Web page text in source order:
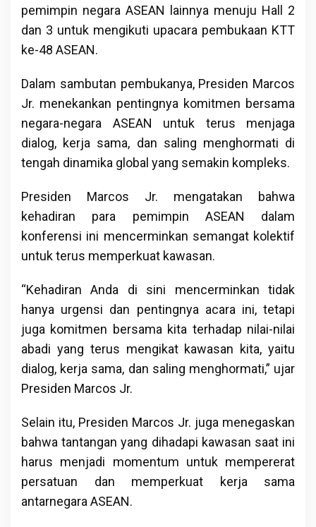
pemimpin negara ASEAN lainnya menuju Hall 2
dan 3 untuk mengikuti upacara pembukaan KTT
ke-48 ASEAN.
Dalam sambutan pembukanya, Presiden Marcos
Jr. menekankan pentingnya komitmen bersama
negara-negara ASEAN untuk terus menjaga
dialog, kerja sama, dan saling menghormati di
tengah dinamika global yang semakin kompleks.
Presiden Marcos Jr. mengatakan bahwa
kehadiran para pemimpin ASEAN dalam
konferensi ini mencerminkan semangat kolektif
untuk terus memperkuat kawasan.
“Kehadiran Anda di sini mencerminkan tidak
hanya urgensi dan pentingnya acara ini, tetapi
juga komitmen bersama kita terhadap nilai-nilai
abadi yang terus mengikat kawasan kita, yaitu
dialog, kerja sama, dan saling menghormati,” ujar
Presiden Marcos Jr.
Selain itu, Presiden Marcos Jr. juga menegaskan
bahwa tantangan yang dihadapi kawasan saat ini
harus menjadi momentum untuk mempererat
persatuan dan memperkuat kerja sama
antarnegara ASEAN.